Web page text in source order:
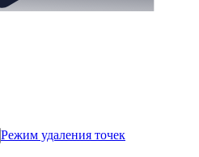
Режим удаления точек